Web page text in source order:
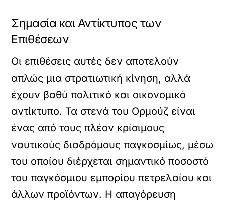
Σημασία και Αντίκτυπος των
Επιθέσεων
Οι επιθέσεις αυτές δεν αποτελούν
απλώς μια στρατιωτική κίνηση, αλλά
έχουν βαθύ πολιτικό και οικονομικό
αντίκτυπο. Τα στενά του Ορμούζ είναι
ένας από τους πλέον κρίσιμους
ναυτικούς διαδρόμους παγκοσμίως, μέσω
του οποίου διέρχεται σημαντικό ποσοστό
του παγκόσμιου εμπορίου πετρελαίου και
άλλων προϊόντων. Η απαγόρευση